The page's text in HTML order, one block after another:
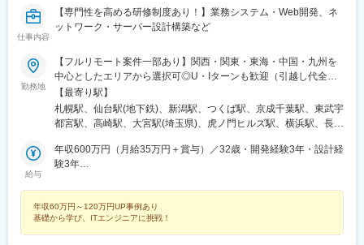
神戸三宮駅(阪神)、姫路駅、岡山駅前駅、胡町駅、高松築港駅、天
神南駅、辛島町駅、南公園駅、湊川駅、小路駅、常盤駅(岡山県)、
之島駅、なにわ橋駅、甘木駅(甘木鉄道線)、住之江公園駅、上前津
駅、久屋大通駅、平沼橋駅、国道駅、蒔田駅、赤羽岩淵駅、セン
ター北駅、勾当台公園駅、本笠寺駅、自由ケ丘駅(愛知県)、出島
駅、北１２条駅、あおば通駅、新千葉駅、神谷町駅、新高島駅、
日吉町駅、新浜松駅、名鉄名古屋駅、梅田駅(地下鉄)、富山駅、京
駅、西辛島町駅、市民広場駅、三滝駅、舟入本町駅、花田口駅、
麻布十番駅、大国町駅、桃山御陵前駅、野田駅(阪神線)、肥後橋
仕事内容
【専門性を高める研修制度あり！】業務システム・Web開発、ネ
ットワーク・サーバー設計構築など
勤務地
【フルリモート案件一部あり】関西・関東・東海・中国・九州を
中心としたエリアから選択可◎U・Iターンも歓迎（引越し代全額
負担など制度も完備！）◎プロジェクトにより、一部完全在宅／
リモート業務もあります。■関西エリア（大阪、京都、兵庫、奈
良、和歌山、滋賀）■関東エリア（東京、神奈川、千葉、埼玉、栃
エリア（広島、岡山、松山など）■九州エリア（福岡、熊本など）
のプロジェクト先◎転居を伴う転勤は、基本的には本人が希望す
【最寄り駅】
札幌駅、仙台駅(地下鉄)、新潟駅、つくば駅、京成千葉駅、東武宇
都宮駅、高崎駅、大宮駅(埼玉県)、虎ノ門ヒルズ駅、横浜駅、長野
線)、インテック本社前駅、烏丸駅、三宮駅(神戸新交通)、山陽姫
路駅、岡山駅、八丁堀駅(広島県)、高松駅(香川県)、天神駅、花畑
県)、東広島駅、山西駅、本町六丁目駅、金川駅、東野駅(京都
府)、東山・おかでんミュージアム駅、衣山駅、山麓駅(皿倉山)、
給与
年収600万円（月給35万円＋賞与）／32歳・開発経験3年・設計経
験3年
PM経験10年
年収60万円～120万円UP事例あり
基礎から学び、ITエンジニアに挑戦！